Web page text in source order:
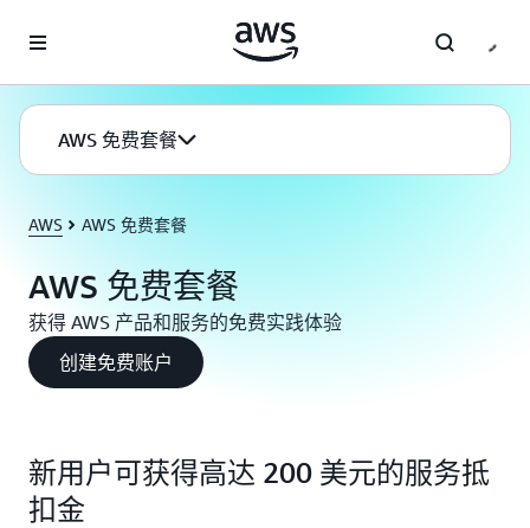
AWS 免费套餐
AWS AWS 免费套餐
AWS 免费套餐
获得 AWS 产品和服务的免费实践体验
创建免费账户
新用户可获得高达 200 美元的服务抵
扣金